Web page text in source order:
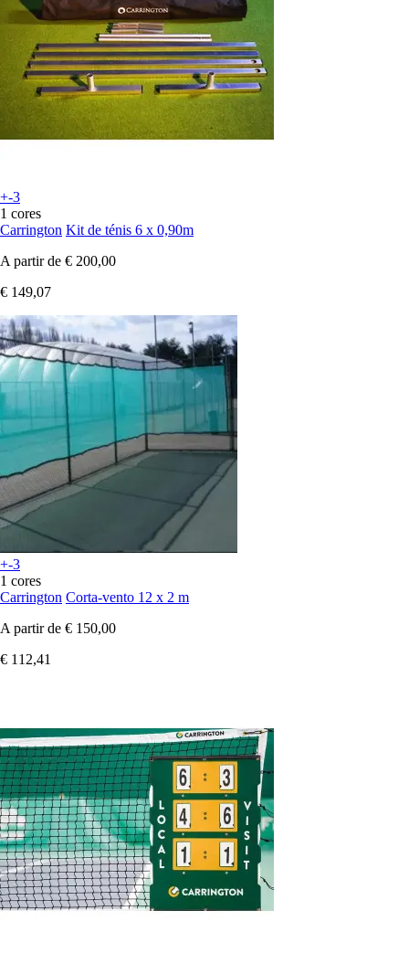
+-3
1 cores
Carrington Kit de ténis 6 x 0,90m
A partir de € 200,00
€ 149,07
+-3
1 cores
Carrington Corta-vento 12 x 2 m
A partir de € 150,00
€ 112,41